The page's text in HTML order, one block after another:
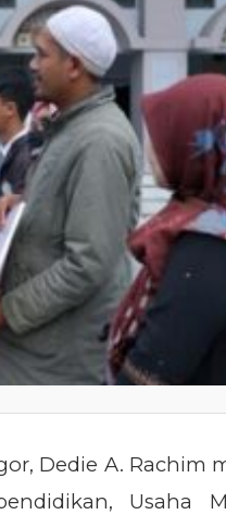
Dedie A. Rachim
Usaha